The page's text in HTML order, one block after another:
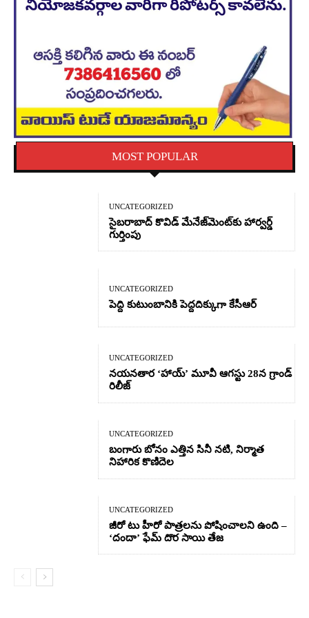
MOST POPULAR
UNCATEGORIZED
సైబరాబాద్‌ కొవిడ్‌ మేనేజ్‌మెంట్‌కు హార్వర్డ్‌
గుర్తింపు
UNCATEGORIZED
పెద్ది కుటుంబానికి పెద్దదిక్కుగా కేసీఆర్
UNCATEGORIZED
నయనతార ‘హాయ్’ మూవీ ఆగస్టు 28న గ్రాండ్
రిలీజ్
UNCATEGORIZED
బంగారు బోనం ఎత్తిన సినీ నటి, నిర్మాత
నిహారిక కొణిదెల
UNCATEGORIZED
జీరో టు హీరో పాత్రలను పోషించాలని ఉంది –
‘దందా’ ఫేమ్ దొర సాయి తేజ